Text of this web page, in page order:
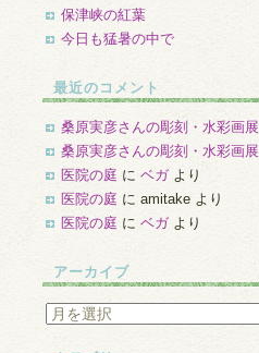
保津峡の紅葉
今日も猛暑の中で
最近のコメント
桑原実彦さんの彫刻・水彩画展
桑原実彦さんの彫刻・水彩画展
医院の庭 に ベガより
医院の庭 に amitakeより
医院の庭 に ベガより
アーカイブ
ア